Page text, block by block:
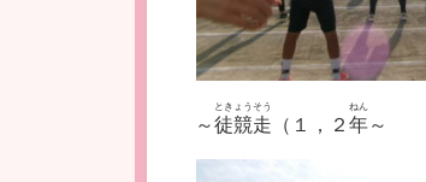
～徒競走
ときょうそう
（１，２ 年
ねん
～